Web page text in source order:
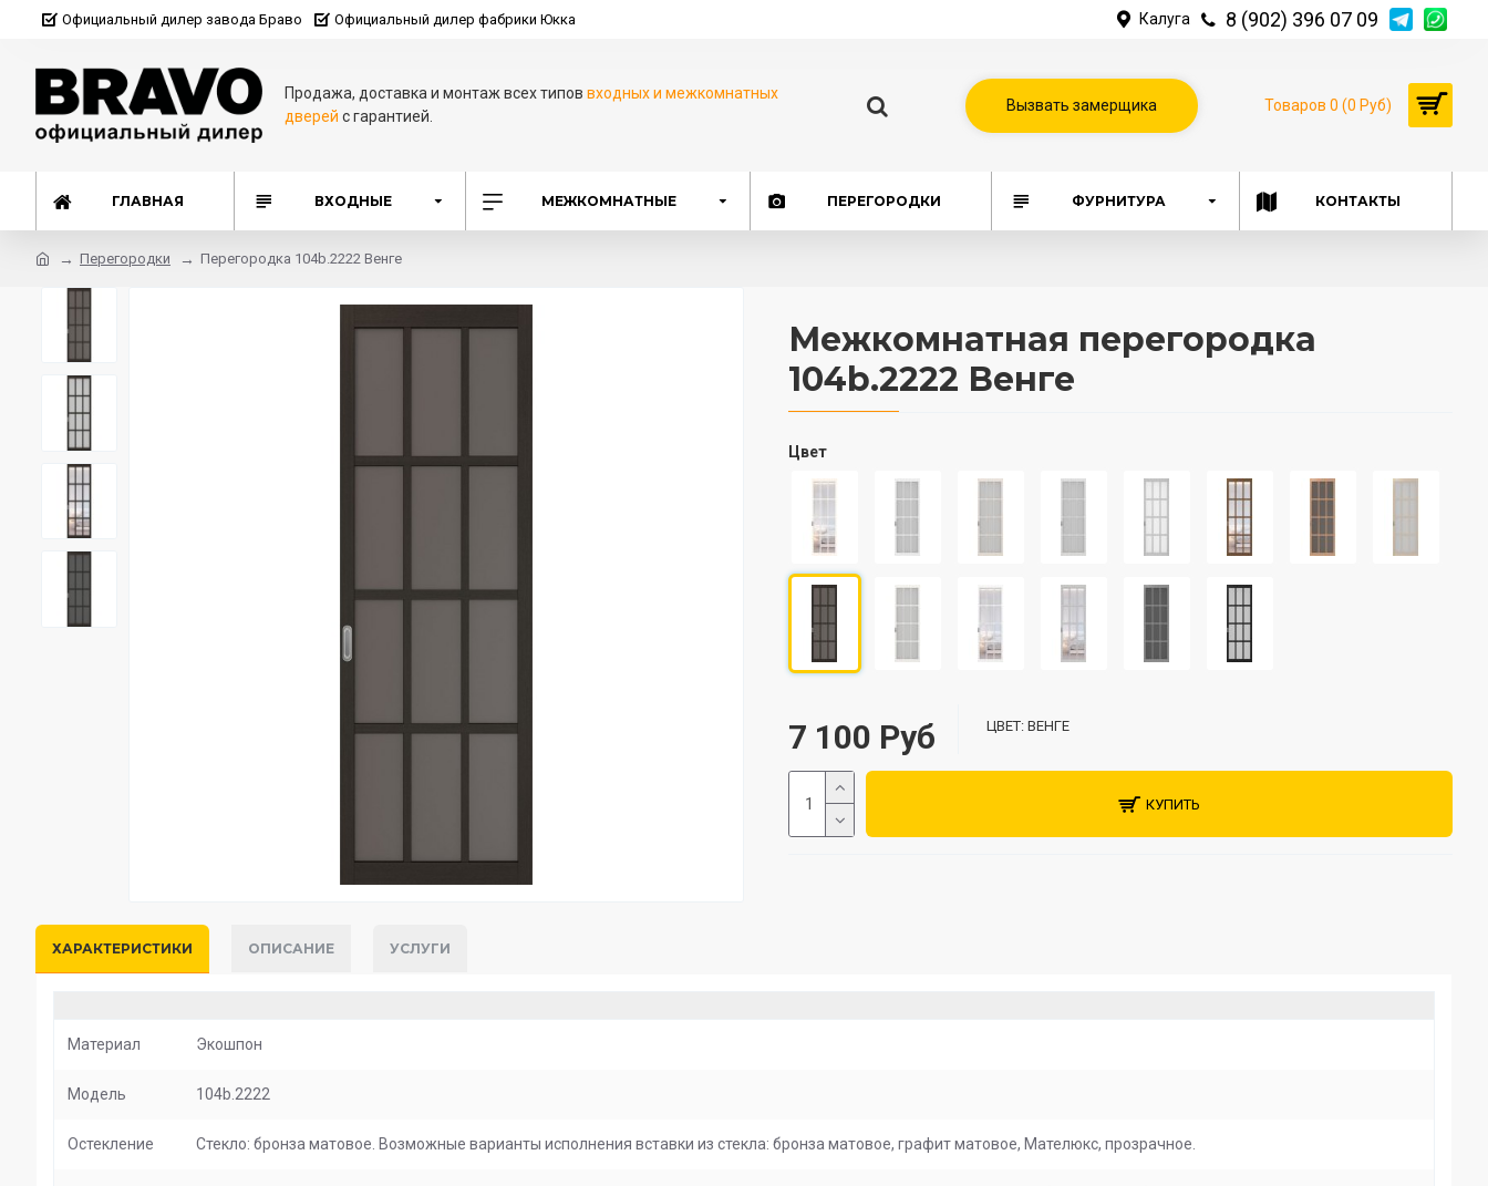
Официальный дилер завода Браво Официальный дилер фабрики Юкка Калуга 8 (902) 396 07 09
Продажа, доставка и монтаж всех типоввходных и межкомнатных
дверей с гарантией.
Вызвать замерщика Товаров 0 (0 Руб)
ГЛАВНАЯ ВХОДНЫЕ МЕЖКОМНАТНЫЕ ПЕРЕГОРОДКИ ФУРНИТУРА КОНТАКТЫ
Перегородки Перегородка 104b.2222 Венге
Межкомнатная перегородка
104b.2222 Венге
7 100 Руб ЦВЕТ: ВЕНГЕ
Цвет
КУПИТЬ
ХАРАКТЕРИСТИКИ ОПИСАНИЕ УСЛУГИ
Материал Экошпон
Модель 104b.2222
Остекление Стекло: бронза матовое. Возможные варианты исполнения вставки из стекла: бронза матовое, графит матовое, Мателюкс, прозрачное.